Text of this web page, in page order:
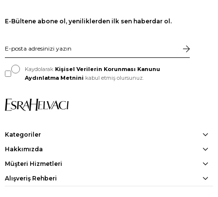
E-Bültene abone ol, yeniliklerden ilk sen haberdar ol.
Kaydolarak Kişisel Verilerin Korunması Kanunu
Aydınlatma Metnini kabul etmiş olursunuz.
Kategoriler
Hakkımızda
Müşteri Hizmetleri
Alışveriş Rehberi